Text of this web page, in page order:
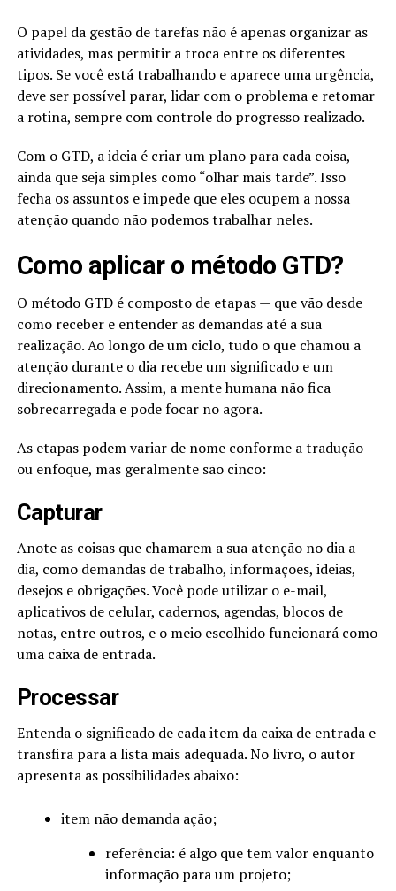
O papel da gestão de tarefas não é apenas organizar as
atividades, mas permitir a troca entre os diferentes
tipos. Se você está trabalhando e aparece uma urgência,
deve ser possível parar, lidar com o problema e retomar
a rotina, sempre com controle do progresso realizado.
Com o GTD, a ideia é criar um plano para cada coisa,
ainda que seja simples como “olhar mais tarde”. Isso
fecha os assuntos e impede que eles ocupem a nossa
atenção quando não podemos trabalhar neles.
Como aplicar o método GTD?
O método GTD é composto de etapas — que vão desde
como receber e entender as demandas até a sua
realização. Ao longo de um ciclo, tudo o que chamou a
atenção durante o dia recebe um significado e um
direcionamento. Assim, a mente humana não fica
sobrecarregada e pode focar no agora.
As etapas podem variar de nome conforme a tradução
ou enfoque, mas geralmente são cinco:
Capturar
Anote as coisas que chamarem a sua atenção no dia a
dia, como demandas de trabalho, informações, ideias,
desejos e obrigações. Você pode utilizar o e-mail,
aplicativos de celular, cadernos, agendas, blocos de
notas, entre outros, e o meio escolhido funcionará como
uma caixa de entrada.
Processar
Entenda o significado de cada item da caixa de entrada e
transfira para a lista mais adequada. No livro, o autor
apresenta as possibilidades abaixo:
item não demanda ação;
referência: é algo que tem valor enquanto
informação para um projeto;